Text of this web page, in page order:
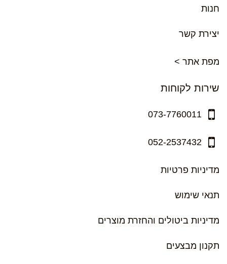
חנות
יצירת קשר
מפת אתר >
שירות לקוחות
073-7760011
052-2537432
מדיניות פרטיות
תנאי שימוש
מדיניות ביטולים והחזרת מוצרים
תקנון מבצעים